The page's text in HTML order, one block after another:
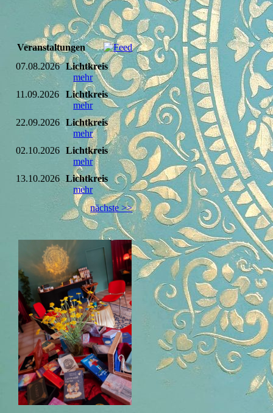
Veranstaltungen
07.08.2026 Lichtkreis
mehr
11.09.2026
Lichtkreis
mehr
22.09.2026
Lichtkreis
mehr
02.10.2026
Lichtkreis
mehr
13.10.2026
Lichtkreis
mehr
nächste >>